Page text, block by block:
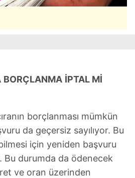
BORÇLANMA İPTAL Mİ
borçlanması mümkün
da geçersiz sayılıyor. Bu
için yeniden başvuru
Bu durumda da ödenecek
ve oran üzerinden